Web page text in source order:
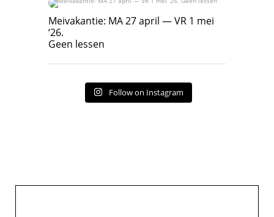
Meivakantie: MA 27 april — VR 1 mei ‘26.
Geen lessen
Meivakantie: MA 27 april — VR 1 mei
‘26.
Geen lessen
Follow on Instagram